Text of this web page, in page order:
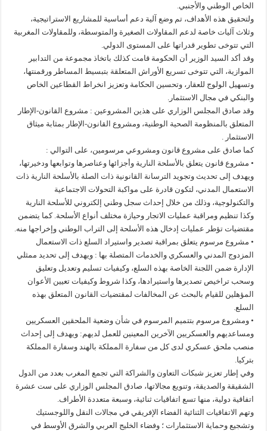
الخاص الوطني والأجنبي.
ولتحقيق هذه الأهداف، تم وضع آلية دعم أساسية للمشاريع الاستراتيجية،
وثلاث آليات خاصة لدعم المقاولات الصغيرة والمتوسطة، وللمقاولات المغربية
التي تتوخى تطوير قدراتها على المستوى الدولي.
وقد أكد السيد الوزير أن الحكومة قامت كذلك باتخاذ مجموعة من التدابير
الموازية، التي تتوخى تسريع الأوراش المتعلقة بتبسيط المساطر ورقمنتها،
وتسهيل الولوج للعقار، وتحسين الحكامة وتعزيز انخراط القطاعين الخاص
والبنكي في مجال الاستثمار.
وقد صادق المجلس الوزاري على هذين المشروعين : مشروع القانون-الإطار
المتعلق بالمنظومة الصحية الوطنية، ومشروع القانون-الإطار بمثابة ميثاق
الاستثمار .
كما صادق على مشروع قانون ومشروعي مرسومين، على التوالي :
• مشروع قانون يتعلق بالأسلحة النارية وأجزائها وعناصرها وتوابعها ودخيرتها،
ويهدف إلى تحديث وتجويد الترسانة القانونية ذات الصلة بالأسلحة النارية ذات
الاستعمال المدني، لتكون قادرة على مواكبة التحولات الاجتماعية
والتكنولوجية، وذلك من خلال إحداث سجل وطني إلكتروني للأسلحة النارية
وكذا تنظيم ومراقبة عمليات الاتجار وحيازة مختلف أنواع الأسلحة. كما يتضمن
مقتضيات تؤطر عمليات إدخال هذه الأسلحة إلى التراب الوطني وإخراجها منه.
• مشروع مرسوم يتعلق بمراقبة تصدير واستيراد السلع ذات الاستعمال
المزدوج المدني والعسكري والخدمات المتصلة بها : ويهدف إلى تحديد ممثلي
الإدارة ضمن اللجنة الخاصة بهذه السلع، وكيفيات تسليم وتعديل وتعليق
وسحب تراخيص تصديرها واستيرادها، وكذا شروط وكيفيات تعيين الأعوان
المؤهلين للقيام بالبحث عن المخالفات لمقتضيات القانون المتعلق بهذه
السلع.
• ومشروع مرسوم بتتميم المرسوم في شأن وضعية الملحقين العسكريين
ومساعديهم والعسكريين الآخرين المعينين للعمل لديهم: ويهدف إلى إحداث
منصب ملحق عسكري لدى كل من سفارة المملكة بالهند وسفارة المملكة
بتركيا.
وفي إطار تعزيز شبكات التعاون والشراكة التي تجمع المغرب بعدد من الدول
الشقيقة والصديقة، وتنويع مجالاتها، صادق المجلس الوزاري على ست عشرة
اتفاقية دولية، منها تسع اتفاقيات ثنائية، وسبعة متعددة الأطراف.
وتهم الاتفاقيات الثنائية الفضاء الإفريقي في مجالات النقل واللوجستيك
وتشجيع وحماية الاستثمارات ؛ وفضاء الخليج العربي والشرق الأوسط في